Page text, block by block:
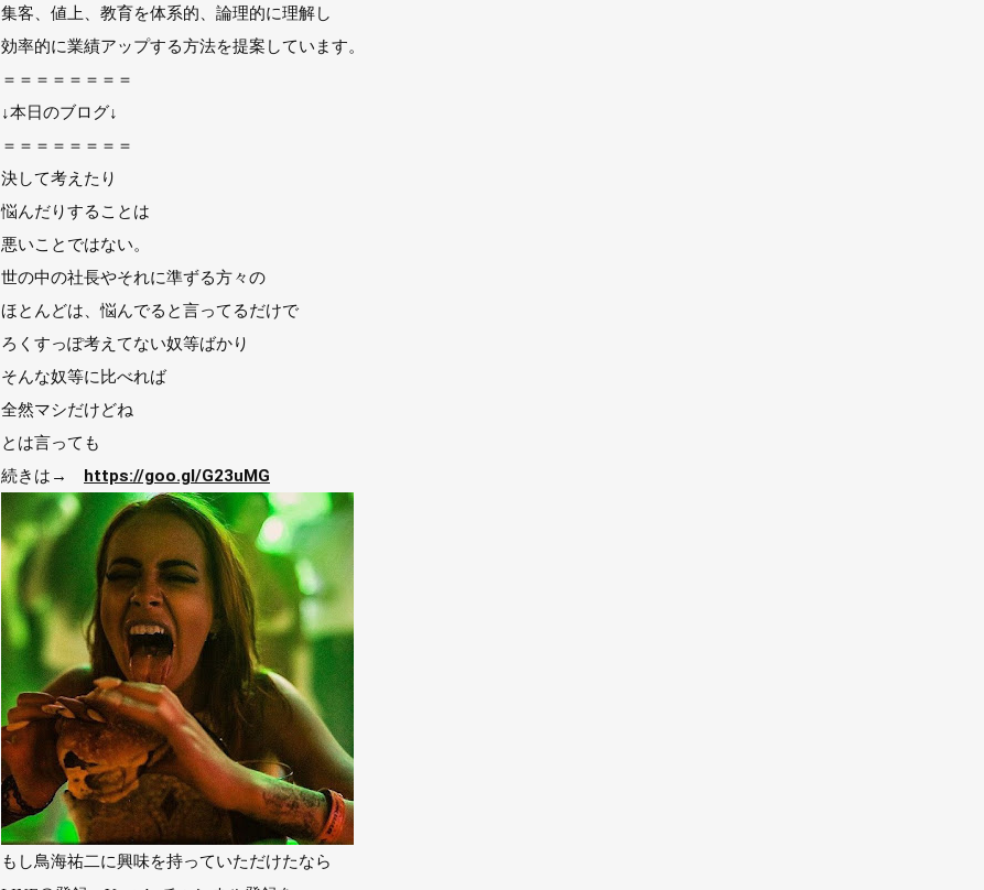
集客、値上、教育を体系的、論理的に理解し
効率的に業績アップする方法を提案しています。
＝＝＝＝＝＝＝＝
↓本日のブログ↓
＝＝＝＝＝＝＝＝
決して考えたり
悩んだりすることは
悪いことではない。
世の中の社長やそれに準ずる方々の
ほとんどは、悩んでると言ってるだけで
ろくすっぽ考えてない奴等ばかり
そんな奴等に比べれば
全然マシだけどね
とは言っても
続きは→ https://goo.gl/G23uMG
もし鳥海祐二に興味を持っていただけたなら